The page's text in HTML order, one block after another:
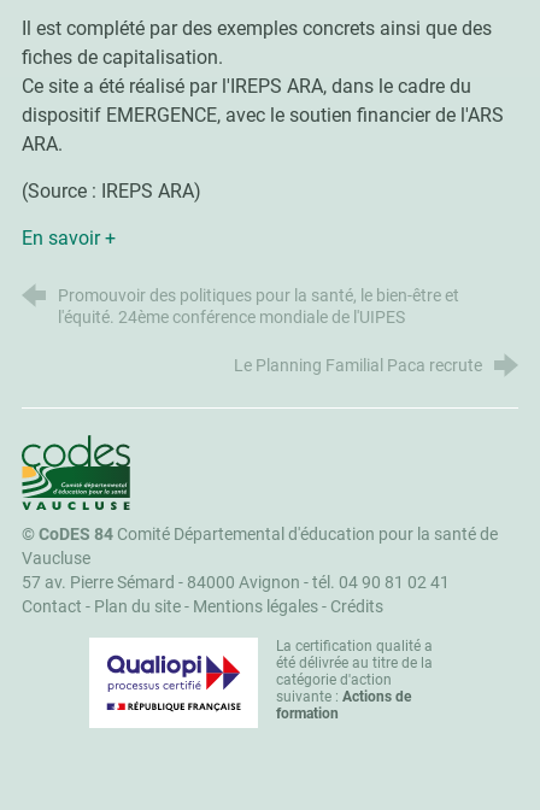
Il est complété par des exemples concrets ainsi que des
fiches de capitalisation.
Ce site a été réalisé par l'IREPS ARA, dans le cadre du
dispositif EMERGENCE, avec le soutien financier de l'ARS
ARA.
(Source : IREPS ARA)
En savoir +
Promouvoir des politiques pour la santé, le bien-être et
l'équité. 24ème conférence mondiale de l'UIPES
Le Planning Familial Paca recrute
CoDES 84
©CoDES 84Comité Départemental d'éducation pour la santé de
Vaucluse
57 av. Pierre Sémard - 84000 Avignon -tél. 04 90 81 02 41
Contact - Plan du site- Mentions légales- Crédits
La certification qualité a
été délivrée au titre de la
catégorie d'action
suivante : Actions de
formation